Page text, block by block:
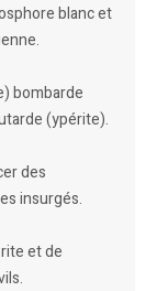
blanc et
bombarde
(ypérite).
des
insurgés.
et de